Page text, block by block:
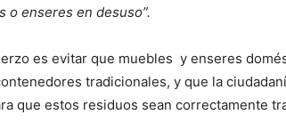
o enseres en desuso”.
es evitar que muebles y enseres
tradicionales, y que la
que estos residuos sean correctamente